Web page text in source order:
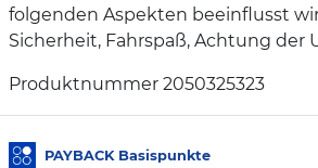
folgenden Aspekten beeinflusst
Sicherheit, Fahrspaß, Achtung der
Produktnummer 2050325323
PAYBACK Basispunkte